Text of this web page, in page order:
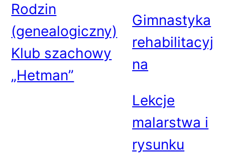
Rodzin
(genealogiczny)
Klub szachowy
„Hetman”
Gimnastyka
rehabilitacyj
na
Lekcje
malarstwa i
rysunku